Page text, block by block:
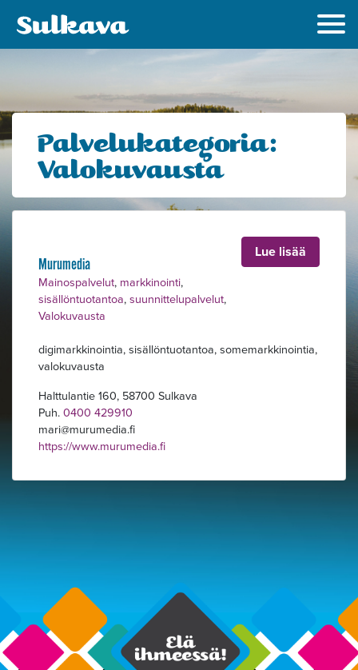
Palvelukategoria:
Valokuvausta
Murumedia
Mainospalvelut, markkinointi,
sisällöntuotantoa,suunnittelupalvelut,
Valokuvausta
Lue lisää
digimarkkinointia, sisällöntuotantoa, somemarkkinointia,
valokuvausta
Halttulantie 160, 58700 Sulkava
Puh.0400 429910
mari murumedia.fi
https://www.murumedia.fi
Alavalikko